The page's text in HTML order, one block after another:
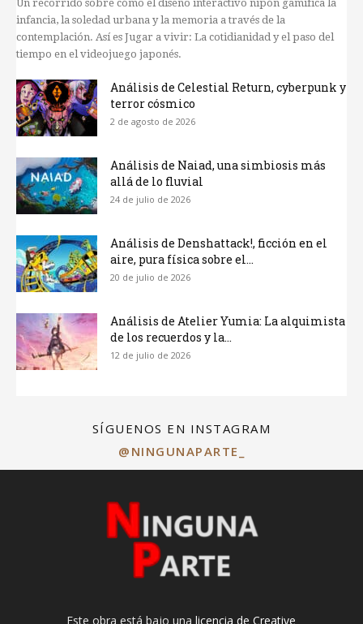
Un recorrido sobre cómo el diseño interactivo nipón gamifica la
infancia, la soledad urbana y la memoria a través de la
contemplación. Así es Jugar a vivir: La cotidianidad y el paso del
tiempo en el videojuego japonés.
Análisis de Celestial Return, cyberpunk y
terror cósmico
2 de agosto de 2026
Análisis de Naiad, una simbiosis más
allá de lo fluvial
24 de julio de 2026
Análisis de Denshattack!, ficción en el
aire, pura física sobre el...
20 de julio de 2026
Análisis de Atelier Yumia: La alquimista
de los recuerdos y la...
12 de julio de 2026
SÍGUENOS EN INSTAGRAM
@NINGUNAPARTE_
Este obra está bajo unalicencia de Creative